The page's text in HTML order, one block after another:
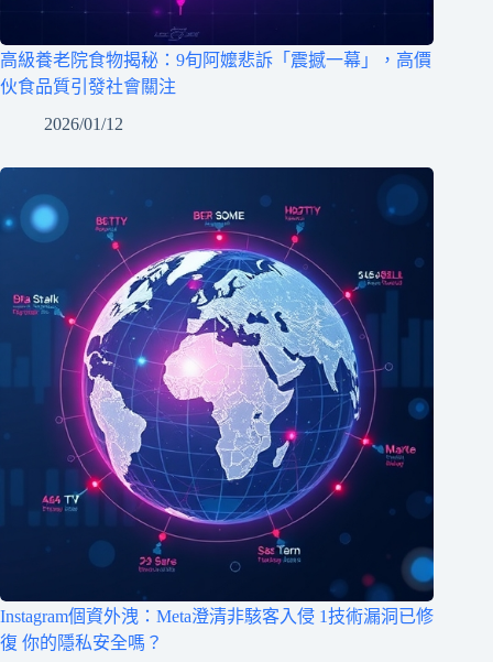
高級養老院食物揭秘：9旬阿嬤悲訴「震撼一幕」，高價
伙食品質引發社會關注
2026/01/12
Instagram個資外洩：Meta澄清非駭客入侵 1技術漏洞已修
復 你的隱私安全嗎？